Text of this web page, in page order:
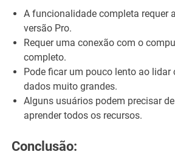
A funcionalidade completa requer
versão Pro.
Requer uma conexão com o
completo.
Pode ficar um pouco lento ao
dados muito grandes.
Alguns usuários podem precisar
aprender todos os recursos.
Conclusão: